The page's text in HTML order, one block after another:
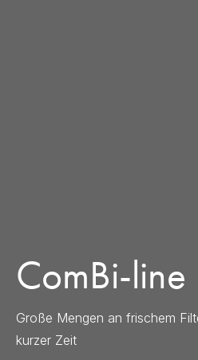
ComBi-line
Große Mengen an frischem
kurzer Zeit